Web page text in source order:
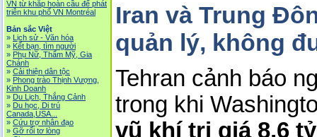
VN từ khắp hoàn cầu để phát
triễn khu phố VN Montréal
Bản sắc Việt
» Lịch sử - Văn hóa
» Kết bạn, tìm người
» Phụ Nữ, Thẩm Mỹ, Gia
Chánh
» Cải thiện dân tộc
» Phong trào Thịnh Vượng,
Kinh Doanh
» Du Lịch, Thắng Cảnh
» Du học, Di trú
Canada,USA...
» Cứu trợ nhân đạo
» Gỡ rối tơ lòng
Iran và Trung
quản lý, không
Tehran cảnh báo
trong khi
vũ khí trị giá 8,6